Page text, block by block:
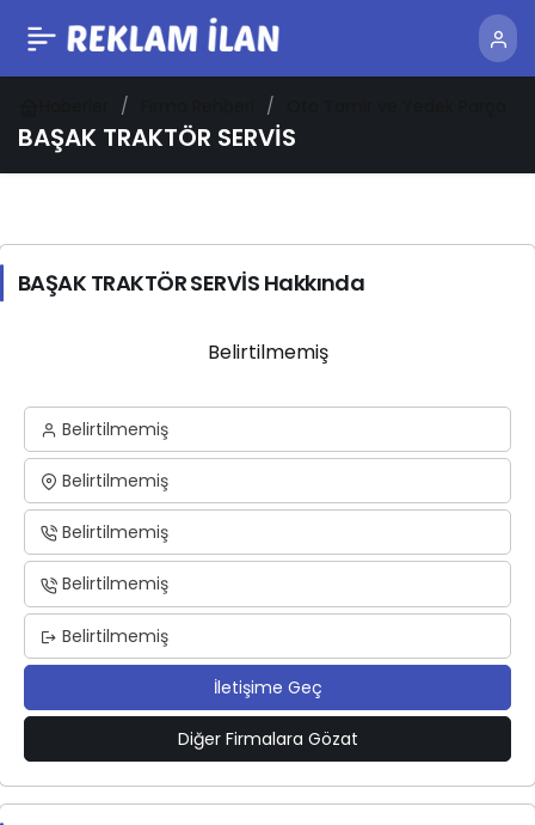
BAŞAK TRAKTÖR SERVİS
BAŞAK TRAKTÖR SERVİS Hakkında
Belirtilmemiş
Belirtilmemiş
Belirtilmemiş
Belirtilmemiş
Belirtilmemiş
Belirtilmemiş
İletişime Geç
Diğer Firmalara Gözat